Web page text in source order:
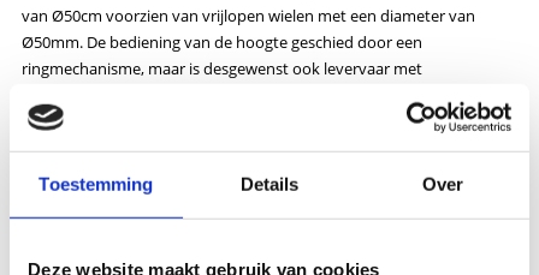
Toestemming Details Over
Deze website maakt gebruik van cookies
van Ø50cm voorzien van vrijlopen wielen met een diameter van
Ø50mm. De bediening van de hoogte geschied door een
ringmechanisme, maar is desgewenst ook levervaar met
Opties voor de Finn taboeret
Standaard worden de Finn taboeretten al uitgebreid geleverd, toch